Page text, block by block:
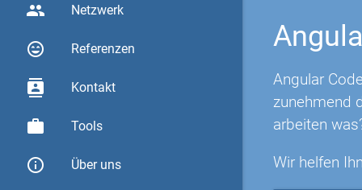
group Netzwerk
sentiment_very_satisfied Referenzen
contacts Kontakt
work Tools
info_outline Über uns
Angular
zunehmend
arbeiten
Wir helfen